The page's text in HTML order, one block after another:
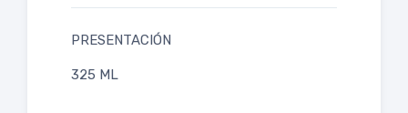
PRESENTACIÓN
325 ML